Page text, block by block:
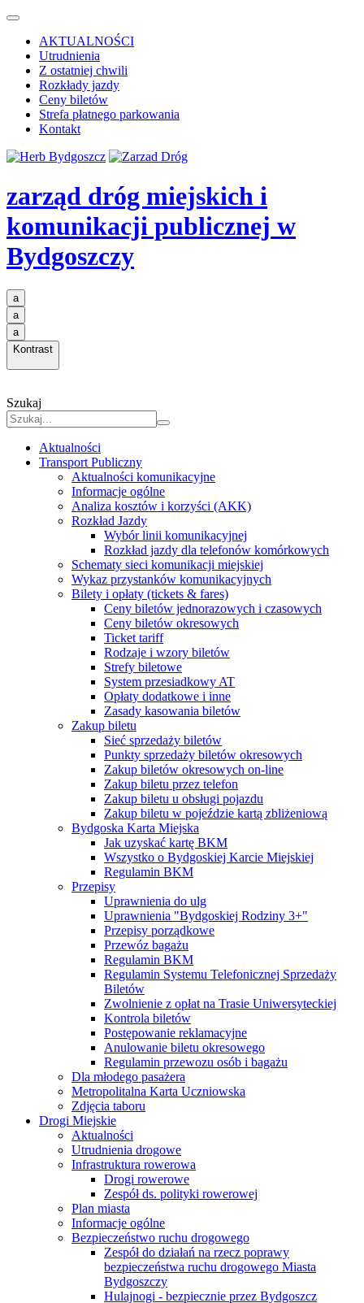
AKTUALNOŚCI
Utrudnienia
Z ostatniej chwili
Rozkłady jazdy
Ceny biletów
Strefa płatnego parkowania
Kontakt
zarząd dróg miejskich i
komunikacji publicznej w
Bydgoszczy
a
a
a
Kontrast
Szukaj
Aktualności
Transport Publiczny
Aktualności komunikacyjne
Informacje ogólne
Analiza kosztów i korzyści (AKK)
Rozkład Jazdy
Wybór linii komunikacyjnej
Rozkład jazdy dla telefonów komórkowych
Schematy sieci komunikacji miejskiej
Wykaz przystanków komunikacyjnych
Bilety i opłaty (tickets & fares)
Ceny biletów jednorazowych i czasowych
Ceny biletów okresowych
Ticket tariff
Rodzaje i wzory biletów
Strefy biletowe
System przesiadkowy AT
Opłaty dodatkowe i inne
Zasady kasowania biletów
Zakup biletu
Sieć sprzedaży biletów
Punkty sprzedaży biletów okresowych
Zakup biletów okresowych on-line
Zakup biletu przez telefon
Zakup biletu u obsługi pojazdu
Zakup biletu w pojeździe kartą zbliżeniową
Bydgoska Karta Miejska
Jak uzyskać kartę BKM
Wszystko o Bydgoskiej Karcie Miejskiej
Regulamin BKM
Przepisy
Uprawnienia do ulg
Uprawnienia "Bydgoskiej Rodziny 3+"
Przepisy porządkowe
Przewóz bagażu
Regulamin BKM
Regulamin Systemu Telefonicznej Sprzedaży
Biletów
Zwolnienie z opłat na Trasie Uniwersyteckiej
Kontrola biletów
Postępowanie reklamacyjne
Anulowanie biletu okresowego
Regulamin przewozu osób i bagażu
Dla młodego pasażera
Metropolitalna Karta Uczniowska
Zdjęcia taboru
Drogi Miejskie
Aktualności
Utrudnienia drogowe
Infrastruktura rowerowa
Drogi rowerowe
Zespół ds. polityki rowerowej
Plan miasta
Informacje ogólne
Bezpieczeństwo ruchu drogowego
Zespół do działań na rzecz poprawy
bezpieczeństwa ruchu drogowego Miasta
Bydgoszczy
Hulajnogi - bezpiecznie przez Bydgoszcz